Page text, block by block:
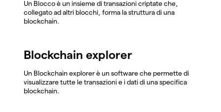
Un Blocco è un insieme di transazioni criptate che,
collegato ad altri blocchi, forma la struttura di una
blockchain.
Blockchain explorer
Un Blockchain explorer è un software che permette di
visualizzare tutte le transazioni e i dati di una specifica
blockchain.